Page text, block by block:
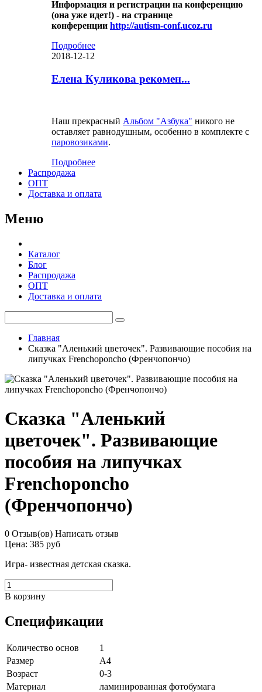
Информация и регистрации на конференцию
(она уже идет!) - на странице
конференции http://autism-conf.ucoz.ru
Подробнее
2018-12-12
Елена Куликова рекомен...
Наш прекрасный Альбом "Азбука" никого не
оставляет равнодушным, особенно в комплекте с
паровозиками.
Подробнее
Распродажа
ОПТ
Доставка и оплата
Меню
Каталог
Блог
Распродажа
ОПТ
Доставка и оплата
Главная
Сказка "Аленький цветочек". Развивающие пособия на
липучках Frenchoponcho (Френчопончо)
Сказка "Аленький
цветочек". Развивающие
пособия на липучках
Frenchoponcho
(Френчопончо)
0 Отзыв(ов) Написать отзыв
Цена: 385 руб
Игра- известная детская сказка.
В корзину
Спецификации
Количество основ
1
Размер
А4
Возраст
0-3
Материал
ламинированная фотобумага